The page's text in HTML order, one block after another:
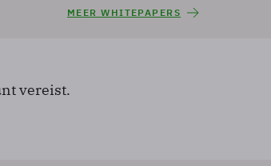
MEER WHITEPAPERS
vereist.